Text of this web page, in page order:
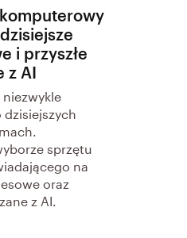
i przyszłe
z AI
niezwykle
sprzętu
na
oraz
z AI.